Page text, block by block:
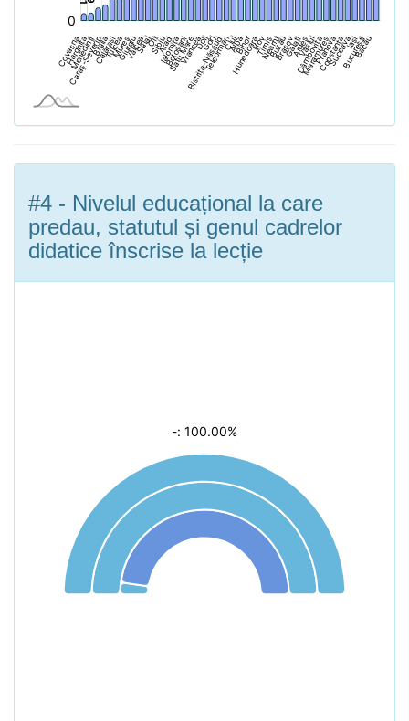
#4 - Nivelul educațional la care
predau, statutul și genul cadrelor
didatice înscrise la lecție